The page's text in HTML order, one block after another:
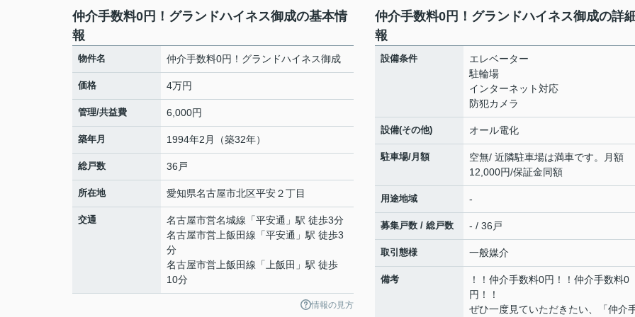
仲介手数料0円！グランドハイネス御成の基本情
報
物件名 仲介手数料0円！グランドハイネス御成
価格 4万円
管理/共益費 6,000円
築年月 1994年2月（築32年）
総戸数 36戸
所在地 愛知県名古屋市北区平安２丁目
交通 名古屋市営名城線 「平安通 」駅 徒歩3分
名古屋市営上飯田線 「平安通 」駅 徒歩3
分
名古屋市営上飯田線 「 上飯田 」駅 徒歩
10分
情報の見方
仲介手数料0円！グランドハイネス御成の詳
報
設備条件
エレベーター
駐輪場
インターネット対応
防犯カメラ
設備(その他) オール電化
駐車場/月額
空無/ 近隣駐車場は満車です。月額
12,000円/保証金同額
用途地域 -
募集戸数 / 総戸数 - / 36戸
取引態様 一般媒介
備考
！！仲介手数料0円！！仲介手数料0
円！！
ぜひ一度見ていただきたい、「仲介